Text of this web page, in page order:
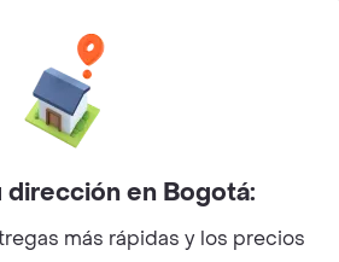
dirección en Bogotá:
más rápidas y los precios